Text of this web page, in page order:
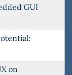
GUI
on